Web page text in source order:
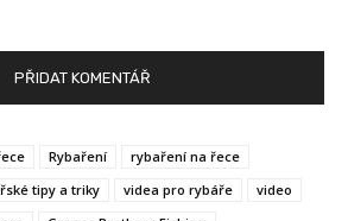
Rybaření
rybaření na řece
tipy a triky videa pro rybáře
video